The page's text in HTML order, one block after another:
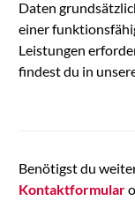
Daten
einer
Leistungen
findest du in
Benötigst du
Kontaktformular